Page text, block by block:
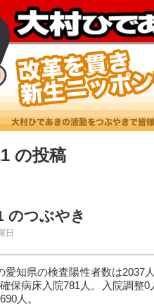
の投稿
のつぶやき
日
知県の検査陽性者数は2037
保病床入院781人。入院調整0
人。